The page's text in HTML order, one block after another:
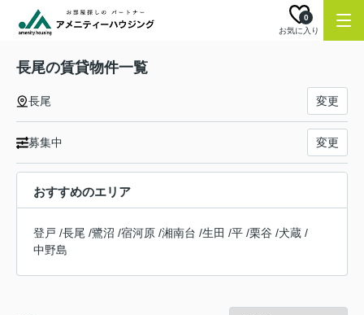
お気に入り
0
長尾の賃貸物件一覧
長尾 変更
募集中 変更
おすすめのエリア
登戸 /長尾 /鷺沼 /宿河原 /湘南台 /生田 /平 /栗谷 /犬蔵 /
中野島